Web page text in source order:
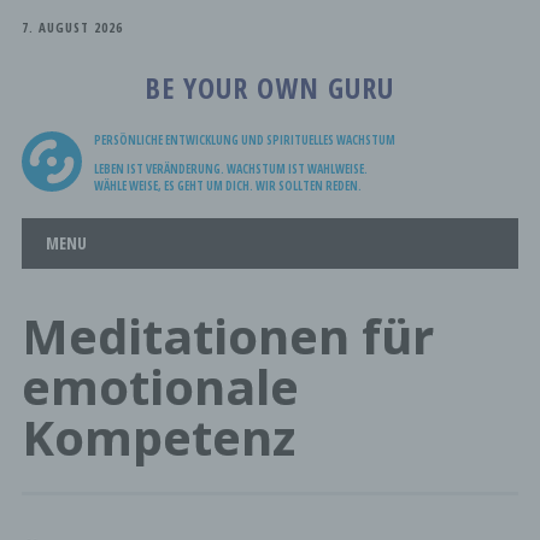
7. AUGUST 2026
BE YOUR OWN GURU
PERSÖNLICHE ENTWICKLUNG UND SPIRITUELLES WACHSTUM
LEBEN IST VERÄNDERUNG. WACHSTUM IST WAHLWEISE.
WÄHLE WEISE, ES GEHT UM DICH. WIR SOLLTEN REDEN.
Main menu
MENU
Meditationen für
emotionale
Kompetenz